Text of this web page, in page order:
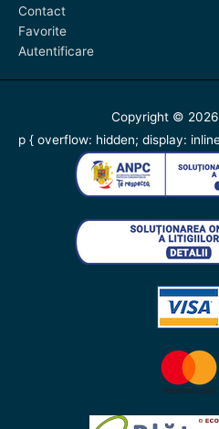
Contact
Favorite
Autentificare
Copyright © 2026
p { overflow: hidden; display: